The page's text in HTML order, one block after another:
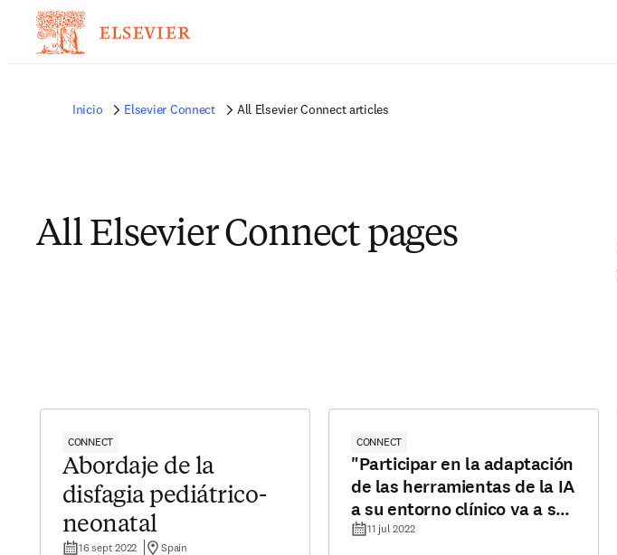
Inicio Elsevier Connect All Elsevier Connect articles
All Elsevier Connect pages
CONNECT
Abordaje de la
disfagia pediátrico-
neonatal
16 sept 2022 Spain
CONNECT
"Participar en la adaptación
de las herramientas de la IA
a su entorno clínico va a ser
obligatorio para los
11 jul 2022